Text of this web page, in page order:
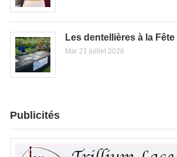
Les dentellières à la
Mar 21 juillet 2026
Publicités